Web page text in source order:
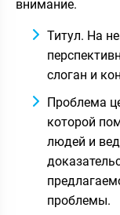
внимание.
Титул. На
слоган и
Проблема
которой
людей и
проблемы.